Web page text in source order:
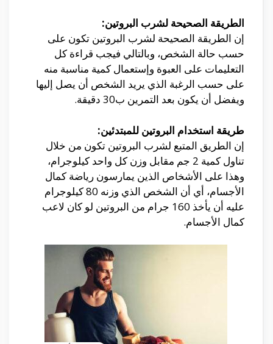
الطريقة الصحيحة لشرب البروتين:
إن الطريقة الصحيحة لشرب البروتين تكون على
حسب حالة الشخص، وبالتالي فيجب قراءة كل
التعليمات على العبوة وإستعمال كمية مناسبة منه
على حسب الرغبة الذي يريد الشخص أن يصل إليها
ويفضل أن يكون بعد التمرين ب30 دقيقة.
طريقة استخدام البروتين للمبتدئين:
إن الطريق المتبع لشرب البروتين تكون من خلال
تناول كمية 2 جم مقابل وزن كل واحد كيلوجرام،
وهذا على الأشخاص الذين يمارسون رياضة كمال
الأجسام، أي أن الشخص الذي وزنه 80 كيلوجرام
عليه أن يأخذ 160 جرام من البروتين لو كان لاعب
كمال الأجسام.